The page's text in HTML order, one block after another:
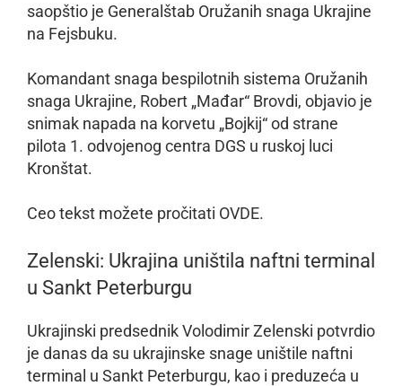
saopštio je Generalštab Oružanih snaga Ukrajine
na Fejsbuku.
Komandant snaga bespilotnih sistema Oružanih
snaga Ukrajine, Robert „Mađar“ Brovdi, objavio je
snimak napada na korvetu „Bojkij“ od strane
pilota 1. odvojenog centra DGS u ruskoj luci
Kronštat.
Ceo tekst možete pročitati OVDE.
Zelenski: Ukrajina uništila naftni terminal
u Sankt Peterburgu
Ukrajinski predsednik Volodimir Zelenski potvrdio
je danas da su ukrajinske snage uništile naftni
terminal u Sankt Peterburgu, kao i preduzeća u